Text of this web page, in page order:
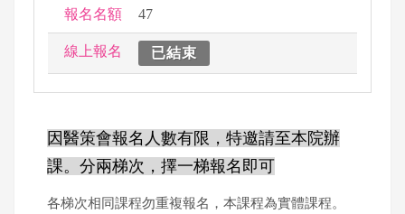
報名名額 47
線上報名 已結束
因醫策會報名人數有限，特邀請至本院辦
課。分兩梯次， 擇一梯報名即可
各梯次相同課程勿重複報名，本課程為實體課程。